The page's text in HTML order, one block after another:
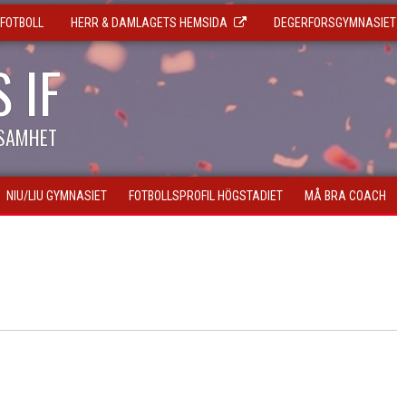
HERR & DAMLAGETS HEMSIDA DEGERFORSGYMNASIET
IF
NIU/LIU GYMNASIET FOTBOLLSPROFIL HÖGSTADIET MÅ BRA COACH